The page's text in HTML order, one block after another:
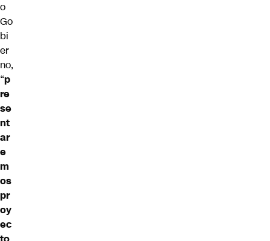
o
Go
bi
er
no,
“p
re
se
nt
ar
e
m
os
pr
oy
ec